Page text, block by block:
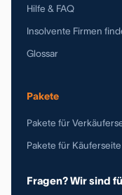
Hilfe & FAQ
Insolvente Firmen
Glossar
Pakete
Pakete für
Pakete für Käuferseite
Fragen? Wir sind